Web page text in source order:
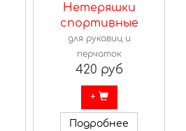
Нетеряшки
спортивные
для рукавиц и
перчаток
420 руб
+
Подробнее